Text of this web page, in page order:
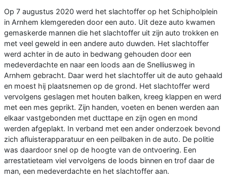
Op 7 augustus 2020 werd het slachtoffer op het Schipholplein
in Arnhem klemgereden door een auto. Uit deze auto kwamen
gemaskerde mannen die het slachtoffer uit zijn auto trokken en
met veel geweld in een andere auto duwden. Het slachtoffer
werd achter in de auto in bedwang gehouden door een
medeverdachte en naar een loods aan de Snelliusweg in
Arnhem gebracht. Daar werd het slachtoffer uit de auto gehaald
en moest hij plaatsnemen op de grond. Het slachtoffer werd
vervolgens geslagen met houten balken, kreeg klappen en werd
met een mes geprikt. Zijn handen, voeten en benen werden aan
elkaar vastgebonden met ducttape en zijn ogen en mond
werden afgeplakt. In verband met een ander onderzoek bevond
zich afluisterapparatuur en een peilbaken in de auto. De politie
was daardoor snel op de hoogte van de ontvoering. Een
arrestatieteam viel vervolgens de loods binnen en trof daar de
man, een medeverdachte en het slachtoffer aan.